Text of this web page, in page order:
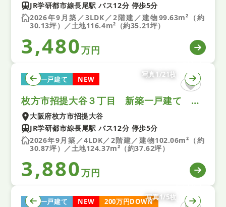
JR学研都市線長尾駅 バス12分 停歩5分
2026年9月築／3LDK／2階建／建物99.63m²（約
30.13坪）／土地116.4m²（約35.21坪）
3,480万円
新築一戸建て NEW
写真1/21枚
枚方市招提大谷３丁目 新築一戸建て ２号棟
大阪府枚方市招提大谷
JR学研都市線長尾駅 バス12分 停歩5分
2026年9月築／4LDK／2階建／建物102.06m²（約
30.87坪）／土地124.37m²（約37.62坪）
3,880万円
中古一戸建て NEW 200万円DOWN
写真1/5枚